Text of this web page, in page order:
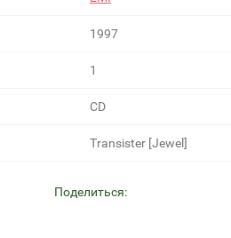
1997
1
CD
Transister [Jewel]
Поделиться: